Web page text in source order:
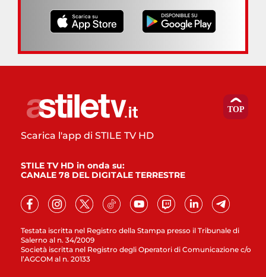
Testata iscritta nel Registro della Stampa presso il Tribunale di
Salerno al n. 34/2009
Società iscritta nel Registro degli Operatori di Comunicazione c/o
l’AGCOM al n. 20133
Scarica l'app di STILE TV HD
STILE TV HD in onda su:
CANALE 78 DEL DIGITALE TERRESTRE